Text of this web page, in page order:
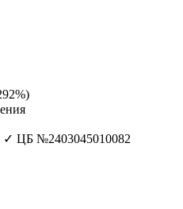
✓ ЦБ №2403045010082